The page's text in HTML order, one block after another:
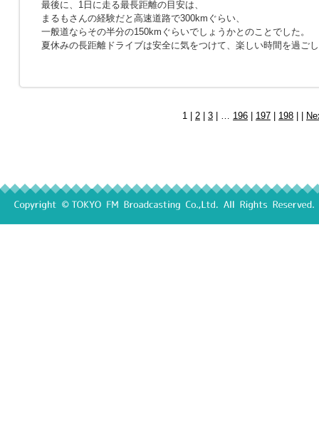
最後に、1日に走る最長距離の目安は、
まるもさんの経験だと高速道路で300kmぐらい、
一般道ならその半分の150kmぐらいでしょうかとのことでした。
夏休みの長距離ドライブは安全に気をつけて、楽しい時間を過ご
1 | 2 3 | … 196 197 198